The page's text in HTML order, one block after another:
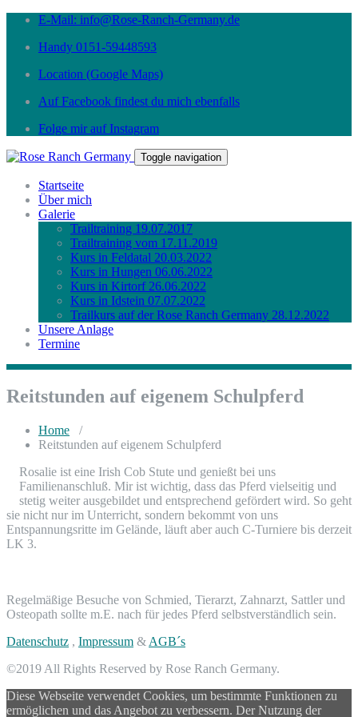
E-Mail: info@Rose-Ranch-Germany.de
Handy 0151-59448593
Location (Google Maps)
Auf Facebook findest du mich ebenfalls
Folge mir auf Instagram
Toggle navigation
Startseite
Über mich
Galerie
Trailtraining 19.07.2017
Trailtraining vom 17.11.2019
Kurs in Feldatal 20.03.2022
Kurs in Hungen 06.06.2022
Kurs in Kirtorf 26.06.2022
Kurs in Idstein 07.07.2022
Trailkurs auf der Rose Ranch Germany 28.12.2022
Unsere Anlage
Termine
Reitstunden auf eigenem Schulpferd
Home /
Reitstunden auf eigenem Schulpferd
Rosalie ist eine Irish Cob Stute und genießt bei uns
Familienanschluß. Mir ist wichtig, dass das Pferd vielseitig und
stetig weiter ausgebildet und entsprechend gefördert wird. So geht
sie nicht nur im Unterricht, sondern bekommt von uns
Entspannungsritte im Gelände, läuft aber auch C-Turniere bis derzeit
LK 3.
Regelmäßige Besuche von Schmied, Tierarzt, Zahnarzt, Sattler und
Osteopath sollte m.E. nach für jedes Pferd selbstverständlich sein.
Datenschutz , Impressum & AGB´s
©2019 All Rights Reserved by Rose Ranch Germany.
Diese Webseite verwendet Cookies, um bestimmte Funktionen zu
ermöglichen und das Angebot zu verbessern. Der Nutzung der